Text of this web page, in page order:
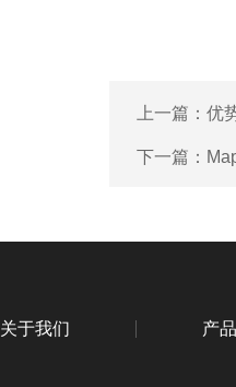
上一篇： 优
下一篇：
关于我们 产